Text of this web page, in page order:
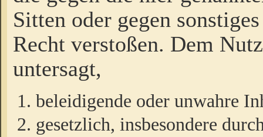
Sitten oder gegen
Recht verstoßen. Dem
untersagt,
beleidigende oder unwahre
gesetzlich, insbesondere